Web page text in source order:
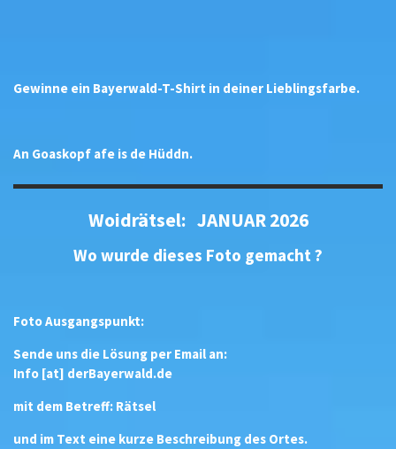
Gewinne ein Bayerwald-T-Shirt in deiner Lieblingsfarbe.
An Goaskopf afe is de Hüddn.
Woidrätsel: JANUAR 2026
Wo wurde dieses Foto gemacht ?
Foto Ausgangspunkt:
Sende uns die Lösung per Email an:
Info [at] derBayerwald.de
mit dem Betreff: Rätsel
und im Text eine kurze Beschreibung des Ortes.